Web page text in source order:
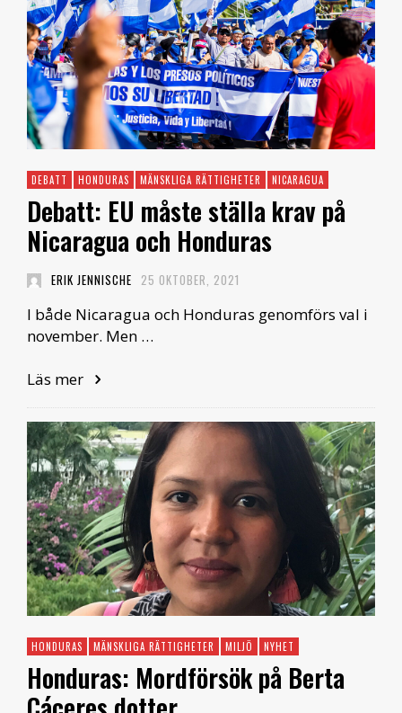
DEBATT HONDURAS MÄNSKLIGA RÄTTIGHETER NICARAGUA
Debatt: EU måste ställa krav på
Nicaragua och Honduras
ERIK JENNISCHE 25 OKTOBER, 2021
I både Nicaragua och Honduras genomförs val i
november. Men …
Läs mer
HONDURAS MÄNSKLIGA RÄTTIGHETER MILJÖ NYHET
Honduras: Mordförsök på Berta